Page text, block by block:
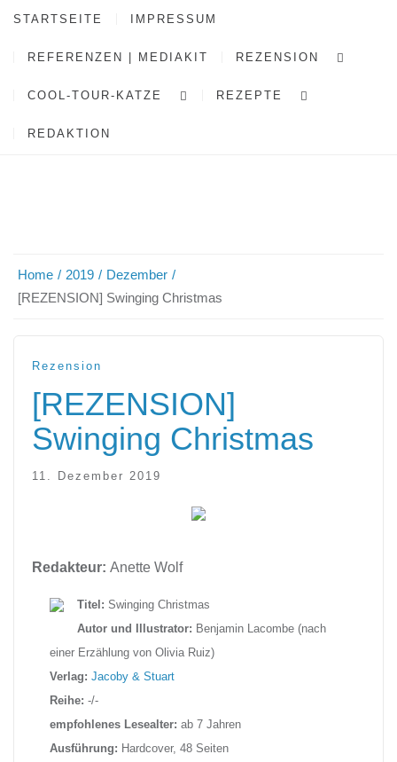
STARTSEITE IMPRESSUM
REFERENZEN | MEDIAKIT REZENSION
COOL-TOUR-KATZE REZEPTE
REDAKTION
Home 2019
Dezember
[REZENSION] Swinging Christmas
Rezension
[REZENSION]
Swinging Christmas
11. Dezember 2019
Redakteur: Anette Wolf
Titel: Swinging Christmas
Autor und Illustrator: Benjamin Lacombe (nach
einer Erzählung von Olivia Ruiz)
Verlag: Jacoby & Stuart
Reihe: -/-
empfohlenes Lesealter: ab 7 Jahren
Ausführung: Hardcover, 48 Seiten